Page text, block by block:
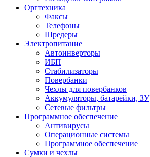
Оргтехника
Факсы
Телефоны
Шредеры
Электропитание
Автоинверторы
ИБП
Стабилизаторы
Повербанки
Чехлы для повербанков
Аккумуляторы, батарейки, ЗУ
Сетевые фильтры
Программное обеспечение
Антивирусы
Операционные системы
Программное обеспечение
Сумки и чехлы